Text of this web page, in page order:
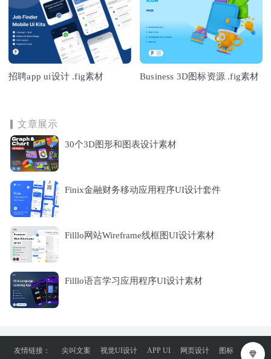
招聘app ui设计 .fig素材 Business 3D图标资源 .fig素材
文章展示
30个3D图形和图表设计素材
Finix金融财务移动应用程序UI设计套件
Filllo网站Wireframe线框图UI设计素材
Filllo语言学习应用程序UI设计素材
友情链接： 尖叫文案 视觉UI设计 APP UI 网页设计 图标